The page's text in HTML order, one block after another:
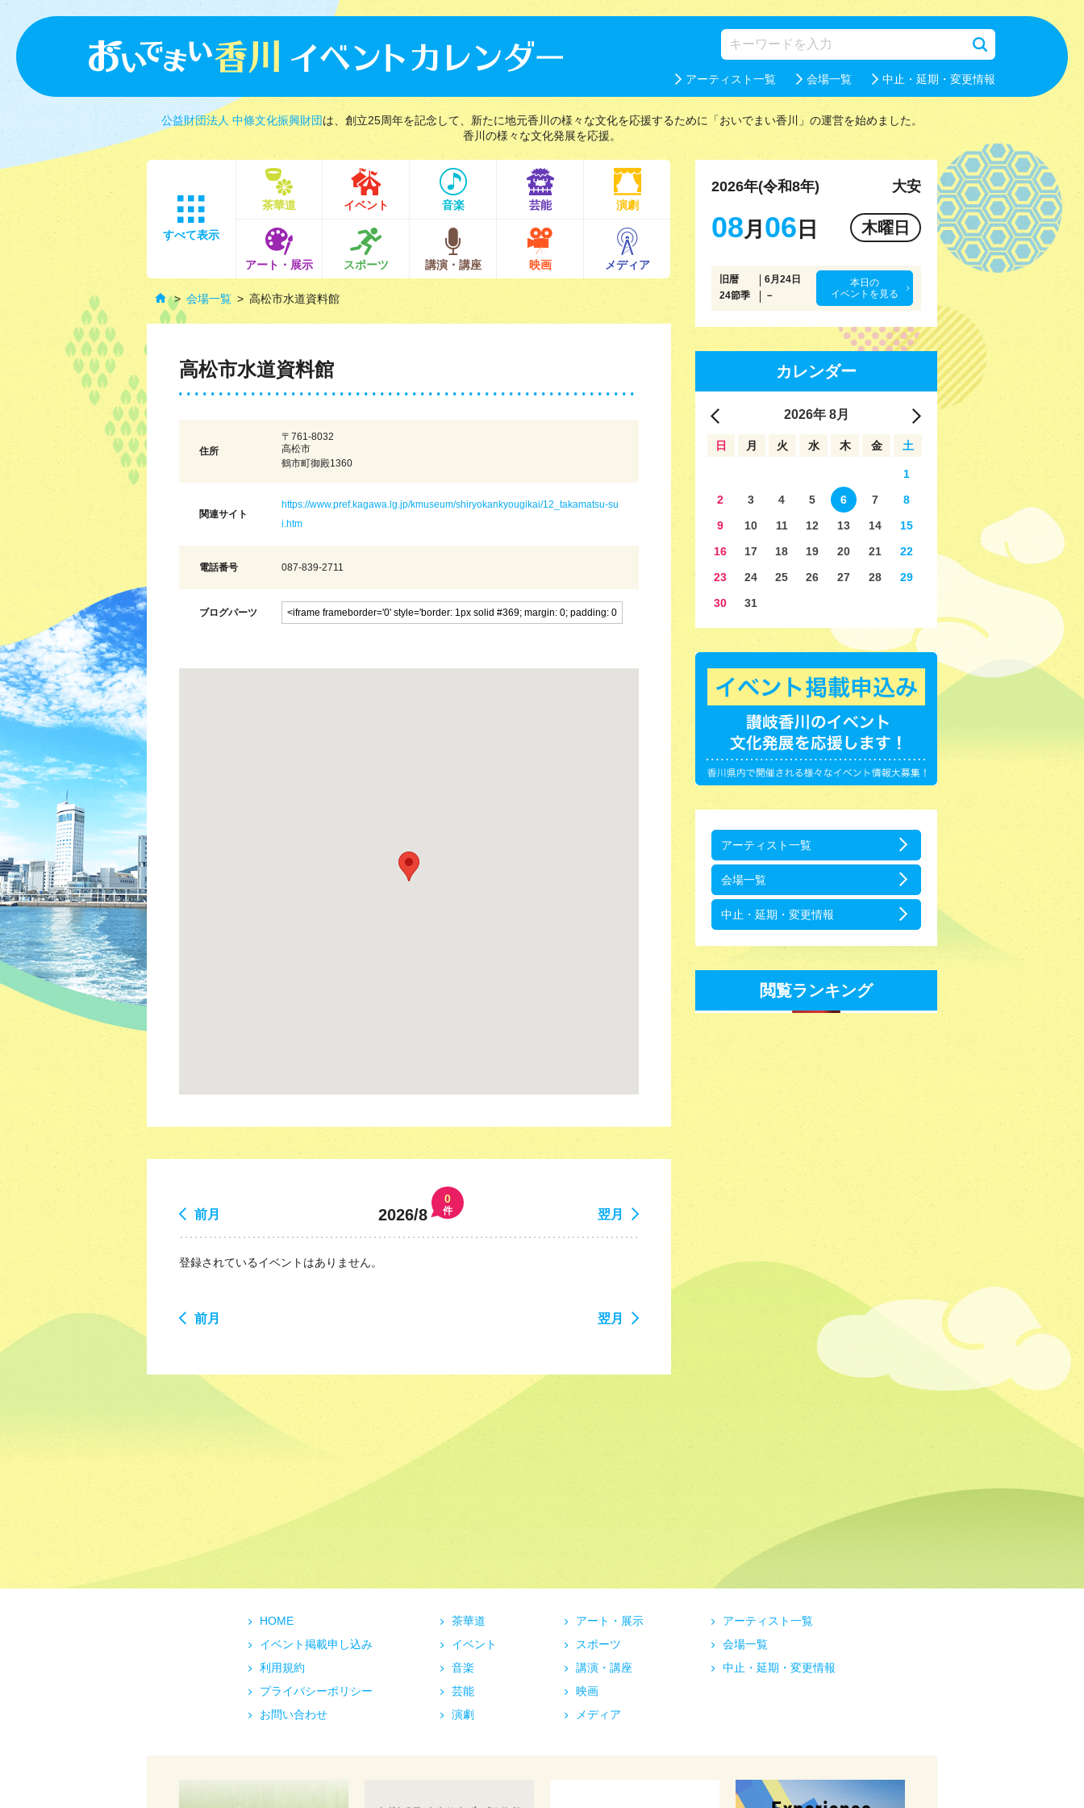
アーティスト一覧 会場一覧 中止・延期・変更情報
公益財団法人 中條文化振興財団は、創立25周年を記念して、新たに地元香川の様々な文化を応援するために「おいでまい香川」の運営を始めました。
香川の様々な文化発展を応援。
すべて表示
茶華道 イベント 音楽 芸能 演劇
アート・展示 スポーツ 講演・講座 映画 メディア
会場一覧 高松市水道資料館
高松市水道資料館
住所
〒761-8032
高松市
鶴市町御殿1360
関連サイト
https://www.pref.kagawa.lg.jp/kmuseum/shiryokankyougikai/12_takamatsu-su
i.htm
電話番号 087-839-2711
ブログパーツ
前月 2026/8
0
件 翌月
登録されているイベントはありません。
前月 翌月
2026年(令和8年) 大安
08月 06 日 木曜日
旧暦
6月24日
24節季
－
本日の
イベントを見る
カレンダー
2026年 8月
日 月 火 水 木 金 土
1
2
3 4 5 6 7
8
9
10 11 12 13 14
15
16
17 18 19 20 21
22
23
24 25 26 27 28
29
30
31
アーティスト一覧
会場一覧
中止・延期・変更情報
閲覧ランキング
HOME
イベント掲載申し込み
利用規約
プライバシーポリシー
お問い合わせ
茶華道
イベント
音楽
芸能
演劇
アート・展示
スポーツ
講演・講座
映画
メディア
アーティスト一覧
会場一覧
中止・延期・変更情報